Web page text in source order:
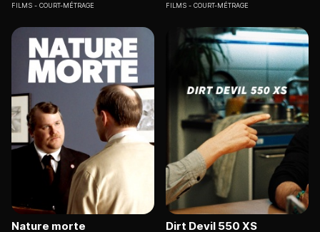
FILMS COURT-MÉTRAGE FILMS COURT-MÉTRAGE
Nature morte Dirt Devil 550 XS